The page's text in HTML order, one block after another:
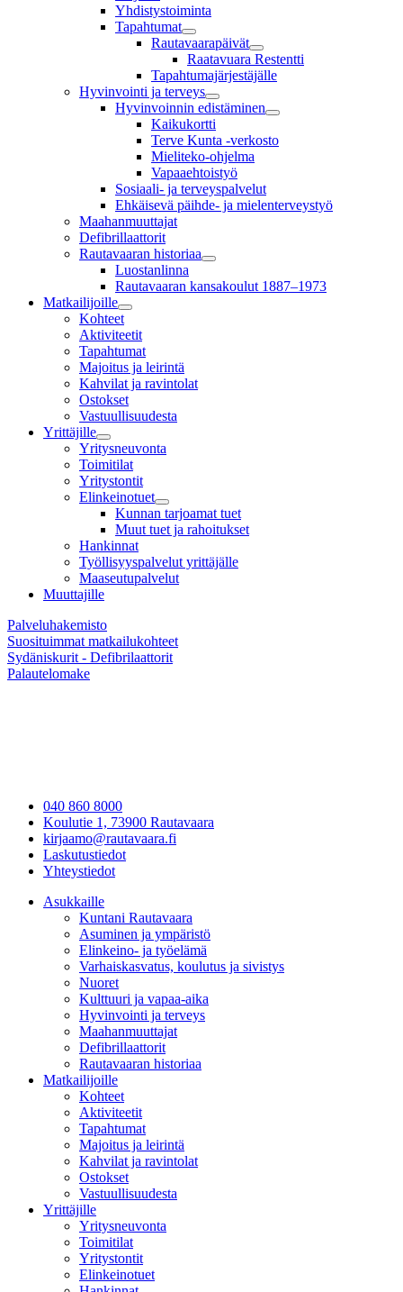
Yhdistystoiminta
Tapahtumat
Rautavaarapäivät
Raatavuara Restentti
Tapahtumajärjestäjälle
Hyvinvointi ja terveys
Hyvinvoinnin edistäminen
Kaikukortti
Terve Kunta -verkosto
Mieliteko-ohjelma
Vapaaehtoistyö
Sosiaali- ja terveyspalvelut
Ehkäisevä päihde- ja mielenterveystyö
Maahanmuuttajat
Defibrillaattorit
Rautavaaran historiaa
Luostanlinna
Rautavaaran kansakoulut 1887–1973
Matkailijoille
Kohteet
Aktiviteetit
Tapahtumat
Majoitus ja leirintä
Kahvilat ja ravintolat
Ostokset
Vastuullisuudesta
Yrittäjille
Yritysneuvonta
Toimitilat
Yritystontit
Elinkeinotuet
Kunnan tarjoamat tuet
Muut tuet ja rahoitukset
Hankinnat
Työllisyyspalvelut yrittäjälle
Maaseutupalvelut
Muuttajille
Palveluhakemisto
Suosituimmat matkailukohteet
Sydäniskurit - Defibrilaattorit
Palautelomake
040 860 8000
Koulutie 1, 73900 Rautavaara
kirjaamo@rautavaara.fi
Laskutustiedot
Yhteystiedot
Asukkaille
Kuntani Rautavaara
Asuminen ja ympäristö
Elinkeino- ja työelämä
Varhaiskasvatus, koulutus ja sivistys
Nuoret
Kulttuuri ja vapaa-aika
Hyvinvointi ja terveys
Maahanmuuttajat
Defibrillaattorit
Rautavaaran historiaa
Matkailijoille
Kohteet
Aktiviteetit
Tapahtumat
Majoitus ja leirintä
Kahvilat ja ravintolat
Ostokset
Vastuullisuudesta
Yrittäjille
Yritysneuvonta
Toimitilat
Yritystontit
Elinkeinotuet